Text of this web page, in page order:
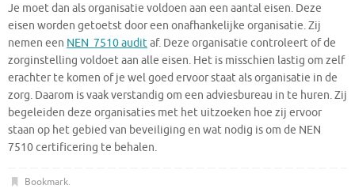
Je moet dan als organisatie voldoen aan een aantal eisen. Deze
eisen worden getoetst door een onafhankelijke organisatie. Zij
nemen een NEN 7510 auditaf. Deze organisatie controleert of de
zorginstelling voldoet aan alle eisen. Het is misschien lastig om zelf
erachter te komen of je wel goed ervoor staat als organisatie in de
zorg. Daarom is vaak verstandig om een adviesbureau in te huren. Zij
begeleiden deze organisaties met het uitzoeken hoe zij ervoor
staan op het gebied van beveiliging en wat nodig is om de NEN
7510 certificering te behalen.
Bookmark.